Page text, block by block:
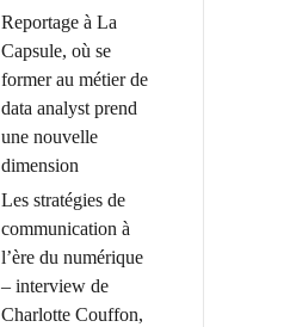
Reportage à La
Capsule, où se
former au métier de
data analyst prend
une nouvelle
dimension
Les stratégies de
communication à
l’ère du numérique
– interview de
Charlotte Couffon,